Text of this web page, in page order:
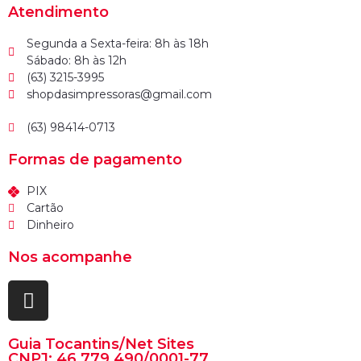
Atendimento
Segunda a Sexta-feira: 8h às 18h
Sábado: 8h às 12h
(63) 3215-3995
shopdasimpressoras@gmail.com
(63) 98414-0713
Formas de pagamento
PIX
Cartão
Dinheiro
Nos acompanhe
Guia Tocantins/Net Sites